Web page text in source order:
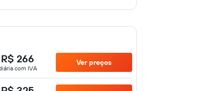
R$ 266
com IVA
Ver preços